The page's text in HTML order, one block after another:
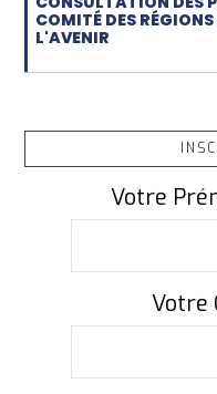
COMITÉ DES
L'AVENIR
Votre
Votre